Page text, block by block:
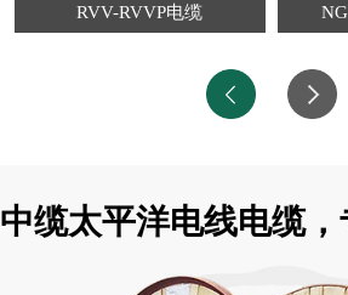
RVV-RVVP电缆
中缆太平洋电线电缆